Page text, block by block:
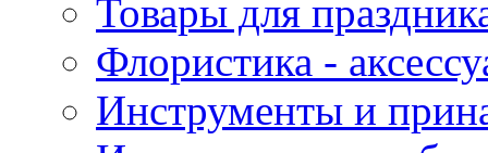
Товары для
Флористика -
Инструменты и